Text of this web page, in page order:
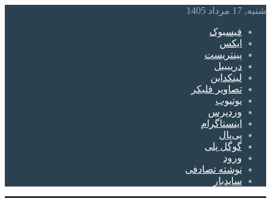
شنبه, 17 مرداد 1405
فیسبوک
ایکس
پینتریست
دریبببل
لینکداین
تصاویر فلیکر
یوتیوب
وردپرس
اینستاگرام
پی‌پال
گوگل پلی
ورود
نوشته تصادفی
سایدبار